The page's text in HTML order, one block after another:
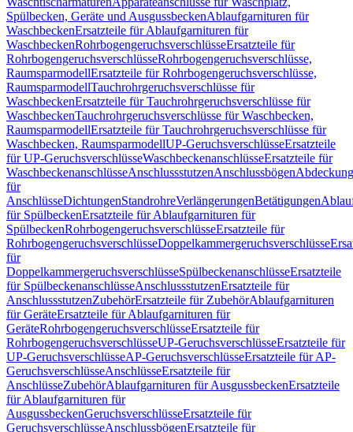
Spülbecken, Geräte und AusgussbeckenAblaufgarnituren für
WaschbeckenErsatzteile für Ablaufgarnituren für
WaschbeckenRohrbogengeruchsverschlüsseErsatzteile für
RohrbogengeruchsverschlüsseRohrbogengeruchsverschlüsse,
RaumsparmodellErsatzteile für Rohrbogengeruchsverschlüsse,
RaumsparmodellTauchrohrgeruchsverschlüsse für
WaschbeckenErsatzteile für Tauchrohrgeruchsverschlüsse für
WaschbeckenTauchrohrgeruchsverschlüsse für Waschbecken,
RaumsparmodellErsatzteile für Tauchrohrgeruchsverschlüsse für
Waschbecken, RaumsparmodellUP-GeruchsverschlüsseErsatzteile
für UP-GeruchsverschlüsseWaschbeckenanschlüsseErsatzteile für
WaschbeckenanschlüsseAnschlussstutzenAnschlussbögen
für
AnschlüsseDichtungenStandrohreVerlängerungenBetätigungen
für SpülbeckenErsatzteile für Ablaufgarnituren für
SpülbeckenRohrbogengeruchsverschlüsseErsatzteile für
RohrbogengeruchsverschlüsseDoppelkammergeruchsverschlüsse
für
DoppelkammergeruchsverschlüsseSpülbeckenanschlüsseErsatzteile
für SpülbeckenanschlüsseAnschlussstutzenErsatzteile für
AnschlussstutzenZubehörErsatzteile für ZubehörAblaufgarnituren
für GeräteErsatzteile für Ablaufgarnituren für
GeräteRohrbogengeruchsverschlüsseErsatzteile für
RohrbogengeruchsverschlüsseUP-GeruchsverschlüsseErsatzteile für
UP-GeruchsverschlüsseAP-GeruchsverschlüsseErsatzteile für AP-
GeruchsverschlüsseAnschlüsseErsatzteile für
AnschlüsseZubehörAblaufgarnituren für AusgussbeckenErsatzteile
für Ablaufgarnituren für
AusgussbeckenGeruchsverschlüsseErsatzteile für
GeruchsverschlüsseAnschlussbögenErsatzteile für